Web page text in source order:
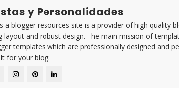
y Personalidades
a blogger resources site is a provider of high quality
layout and robust design. The main mission of
templates which are professionally designed and
for your blog.